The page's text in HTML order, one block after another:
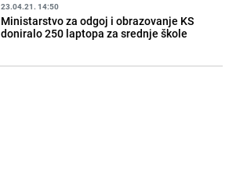
23.04.21. 14:50
Ministarstvo za odgoj i obrazovanje KS
doniralo 250 laptopa za srednje škole